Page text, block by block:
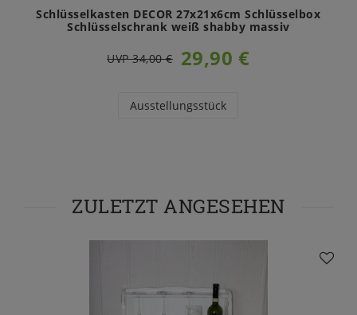
Schlüsselkasten DECOR 27x21x6cm Schlüsselbox
Schlüsselschrank weiß shabby massiv
UVP 34,00 € 29,90 €
Ausstellungsstück
ZULETZT ANGESEHEN